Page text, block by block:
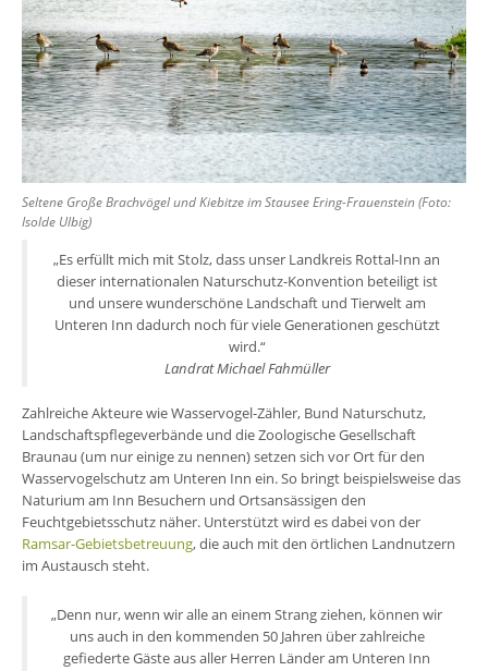
Seltene Große Brachvögel und Kiebitze im Stausee Ering-Frauenstein (Foto:
Isolde Ulbig)
„Es erfüllt mich mit Stolz, dass unser Landkreis Rottal-Inn an
dieser internationalen Naturschutz-Konvention beteiligt ist
und unsere wunderschöne Landschaft und Tierwelt am
Unteren Inn dadurch noch für viele Generationen geschützt
wird.“
Landrat Michael Fahmüller
Zahlreiche Akteure wie Wasservogel-Zähler, Bund Naturschutz,
Landschaftspflegeverbände und die Zoologische Gesellschaft
Braunau (um nur einige zu nennen) setzen sich vor Ort für den
Wasservogelschutz am Unteren Inn ein. So bringt beispielsweise das
Naturium am Inn Besuchern und Ortsansässigen den
Feuchtgebietsschutz näher. Unterstützt wird es dabei von der
Ramsar-Gebietsbetreuung, die auch mit den örtlichen Landnutzern
im Austausch steht.
„Denn nur, wenn wir alle an einem Strang ziehen, können wir
uns auch in den kommenden 50 Jahren über zahlreiche
gefiederte Gäste aus aller Herren Länder am Unteren Inn